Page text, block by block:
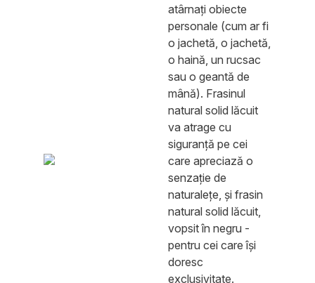
atârnați obiecte
personale (cum ar fi
o jachetă, o jachetă,
o haină, un rucsac
sau o geantă de
mână). Frasinul
natural solid lăcuit
va atrage cu
siguranță pe cei
care apreciază o
senzație de
naturalețe, și frasin
natural solid lăcuit,
vopsit în negru -
pentru cei care își
doresc
exclusivitate.